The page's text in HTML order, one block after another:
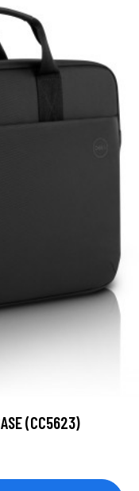
(CC5623)